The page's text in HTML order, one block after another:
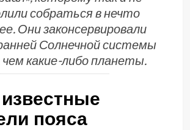
собраться в нечто
Они законсервировали
Солнечной системы
какие-либо планеты.
пояса